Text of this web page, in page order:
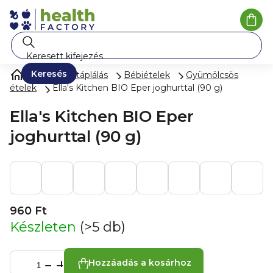
tartalomhoz
Keresés
Gyermektáplálás Bébiételek
Gyümölcsös
ételek
Ella's Kitchen BIO Eper joghurttal (90 g)
Ella's Kitchen BIO Eper
joghurttal (90 g)
960 Ft
Készleten (>5 db)
Hozzáadás a kosárhoz